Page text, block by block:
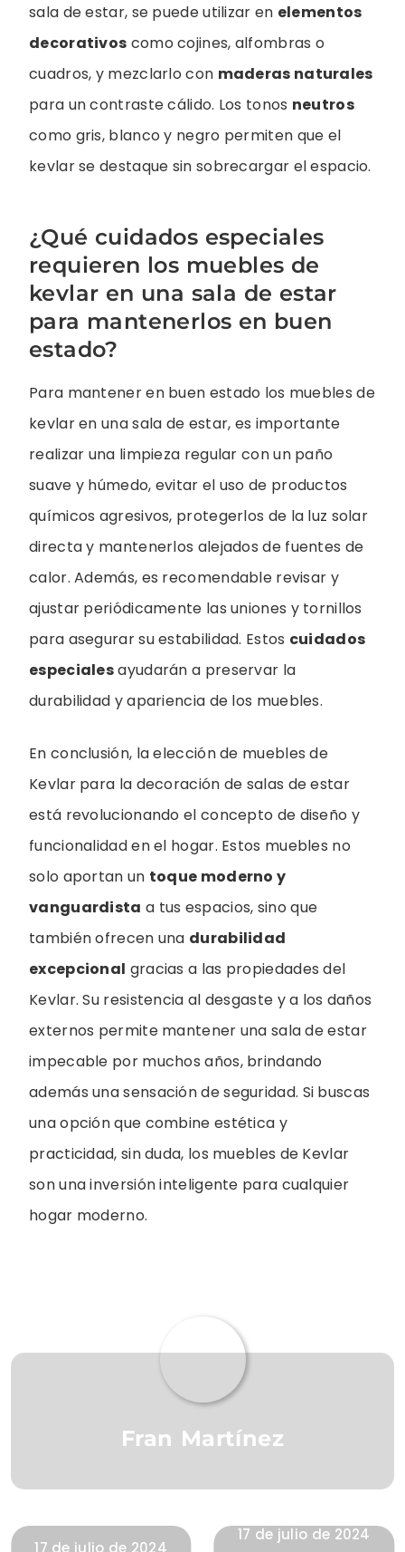
sala de estar, se puede utilizar en elementos
decorativos como cojines, alfombras o
cuadros, y mezclarlo con maderas naturales
para un contraste cálido. Los tonos neutros
como gris, blanco y negro permiten que el
kevlar se destaque sin sobrecargar el espacio.
¿Qué cuidados especiales
requieren los muebles de
kevlar en una sala de estar
para mantenerlos en buen
estado?
Para mantener en buen estado los muebles de
kevlar en una sala de estar, es importante
realizar una limpieza regular con un paño
suave y húmedo, evitar el uso de productos
químicos agresivos, protegerlos de la luz solar
directa y mantenerlos alejados de fuentes de
calor. Además, es recomendable revisar y
ajustar periódicamente las uniones y tornillos
para asegurar su estabilidad. Estos cuidados
especialesayudarán a preservar la
durabilidad y apariencia de los muebles.
En conclusión, la elección de muebles de
Kevlar para la decoración de salas de estar
está revolucionando el concepto de diseño y
funcionalidad en el hogar. Estos muebles no
solo aportan un toque moderno y
vanguardista a tus espacios, sino que
también ofrecen una durabilidad
excepcional gracias a las propiedades del
Kevlar. Su resistencia al desgaste y a los daños
externos permite mantener una sala de estar
impecable por muchos años, brindando
además una sensación de seguridad. Si buscas
una opción que combine estética y
practicidad, sin duda, los muebles de Kevlar
son una inversión inteligente para cualquier
hogar moderno.
Fran Martínez
17 de julio de 2024
17 de julio de 2024